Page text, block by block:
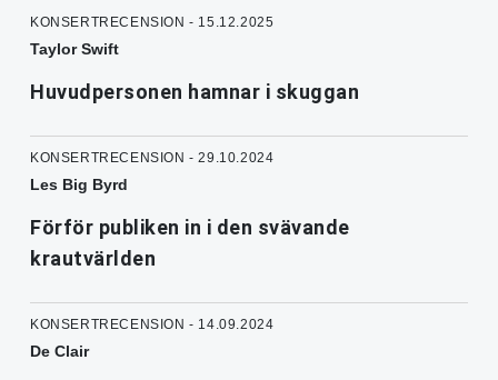
KONSERTRECENSION - 15.12.2025
Taylor Swift
Huvudpersonen hamnar i skuggan
KONSERTRECENSION - 29.10.2024
Les Big Byrd
Förför publiken in i den svävande
krautvärlden
KONSERTRECENSION - 14.09.2024
De Clair